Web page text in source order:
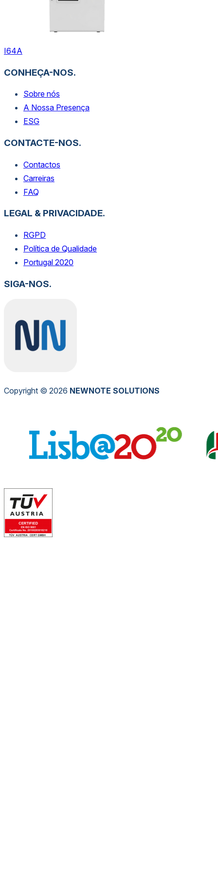
I64A
CONHEÇA-NOS.
Sobre nós
A Nossa Presença
ESG
CONTACTE-NOS.
Contactos
Carreiras
FAQ
LEGAL & PRIVACIDADE.
RGPD
Política de Qualidade
Portugal 2020
SIGA-NOS.
Copyright © 2026 NEWNOTE SOLUTIONS